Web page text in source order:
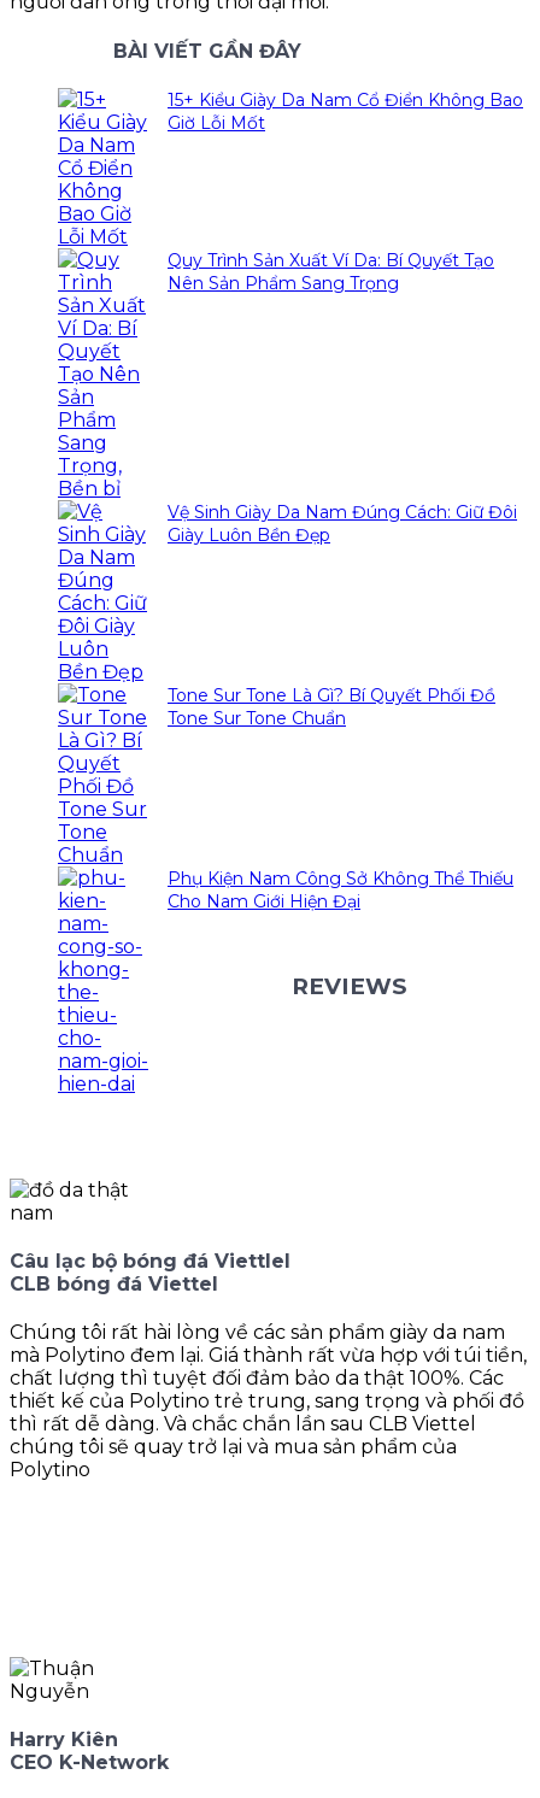
BÀI VIẾT GẦN ĐÂY
15+ Kiểu Giày Da Nam Cổ Điển Không Bao
Giờ Lỗi Mốt
Quy Trình Sản Xuất Ví Da: Bí Quyết Tạo
Nên Sản Phẩm Sang Trọng
Vệ Sinh Giày Da Nam Đúng Cách: Giữ Đôi
Giày Luôn Bền Đẹp
Tone Sur Tone Là Gì? Bí Quyết Phối Đồ
Tone Sur Tone Chuẩn
Phụ Kiện Nam Công Sở Không Thể Thiếu
Cho Nam Giới Hiện Đại
REVIEWS
Câu lạc bộ bóng đá Viettlel
CLB bóng đá Viettel
Chúng tôi rất hài lòng về các sản phẩm giày da nam
mà Polytino đem lại. Giá thành rất vừa hợp với túi tiền,
chất lượng thì tuyệt đối đảm bảo da thật 100%. Các
thiết kế của Polytino trẻ trung, sang trọng và phối đồ
thì rất dễ dàng. Và chắc chắn lần sau CLB Viettel
chúng tôi sẽ quay trở lại và mua sản phẩm của
Polytino
Harry Kiên
CEO K-Network